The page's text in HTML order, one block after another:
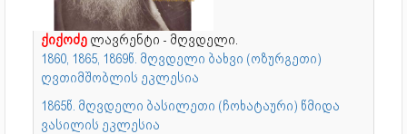
ქიქოძე ლავრენტი - მღვდელი.
1860, 1865, 1869წ. მღვდელი ბახვი (ოზურგეთი)
ღვთიმშობლის ეკლესია
1865წ. მღვდელი ბასილეთი (ჩოხატაური) წმიდა
ვასილის ეკლესია